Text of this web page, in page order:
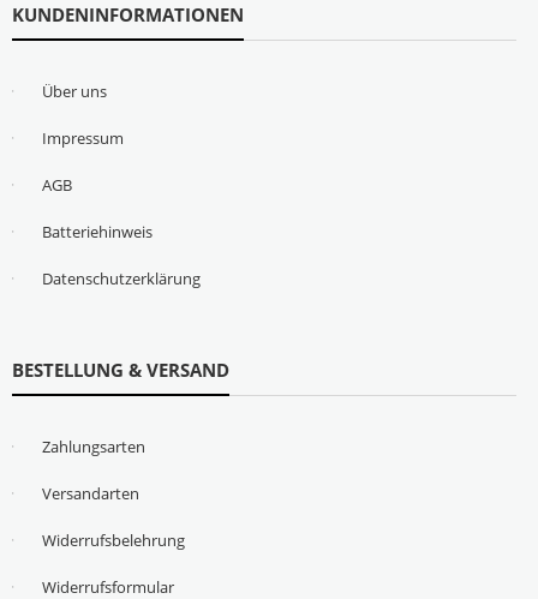
KUNDENINFORMATIONEN
Über uns
Impressum
AGB
Batteriehinweis
Datenschutzerklärung
BESTELLUNG & VERSAND
Zahlungsarten
Versandarten
Widerrufsbelehrung
Widerrufsformular